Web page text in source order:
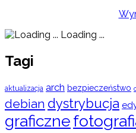
Loading ...
Tagi
aktualizacja arch bezpieczeństwo
debian dystrybucja
graficzne